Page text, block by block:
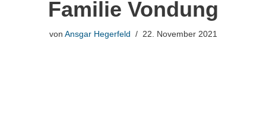
Familie Vondung
von Ansgar Hegerfeld 22. November 2021